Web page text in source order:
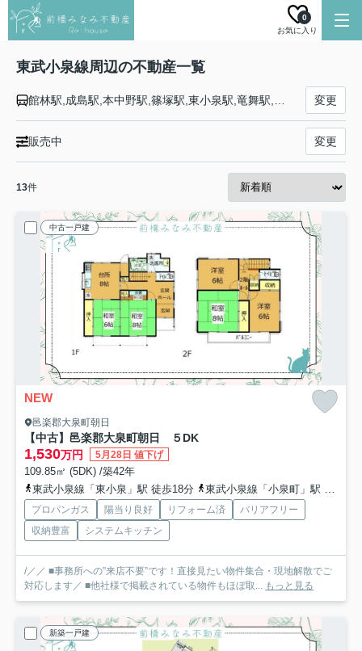
お気に入り
0
東武小泉線周辺の不動産一覧
変更
販売中 変更
13件
中古一戸建
NEW
邑楽郡大泉町朝日
【中古】邑楽郡大泉町朝日 ５DK
1,530万円 5月28日 値下げ
109.85㎡ (5DK) /築42年
東武小泉線「東小泉」駅 徒歩18分
東武小泉線「小泉町」駅 徒歩23分
プロパンガス 陽当り良好 リフォーム済
バリアフリー
収納豊富
システムキッチン
/／／ ■事務所への”来店不要”です！直接見たい物件集合・現地解散でご
対応します／ ■他社様で掲載されている物件もほぼ取... もっと見る
新築一戸建